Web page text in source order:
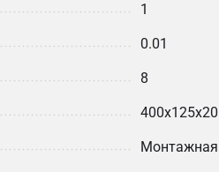
1
0.01
8
Монтажная